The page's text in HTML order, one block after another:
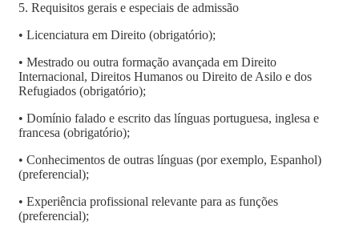
5. Requisitos gerais e especiais de admissão
• Licenciatura em Direito (obrigatório);
• Mestrado ou outra formação avançada em Direito
Internacional, Direitos Humanos ou Direito de Asilo e dos
Refugiados (obrigatório);
• Domínio falado e escrito das línguas portuguesa, inglesa e
francesa (obrigatório);
• Conhecimentos de outras línguas (por exemplo, Espanhol)
(preferencial);
• Experiência profissional relevante para as funções
(preferencial);